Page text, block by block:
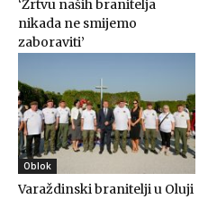
‘Žrtvu naših branitelja
nikada ne smijemo
zaboraviti’
Oblok
Varaždinski branitelji u Oluji